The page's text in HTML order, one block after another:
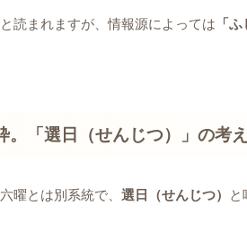
と読まれますが、情報源によっては 「
。「選日（せんじつ）」の考
曜とは別系統で、 選日（せんじつ）
と